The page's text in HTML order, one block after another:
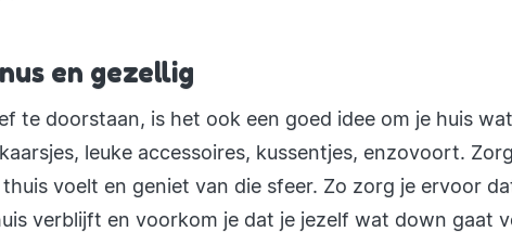
en gezellig
te doorstaan, is het ook een goed idee om je huis
leuke accessoires, kussentjes, enzovoort.
voelt en geniet van die sfeer. Zo zorg je ervoor
verblijft en voorkom je dat je jezelf wat down gaat